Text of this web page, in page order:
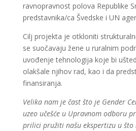
ravnopravnost polova Republike
predstavnika/ca Švedske i UN
Cilj projekta je otkloniti
se suočavaju žene u ruralnim
uvođenje tehnologija koje bi
olakšale njihov rad, kao i da
finansiranja.
Velika nam je čast što je Gender
uzeo učešće u Upravnom odboru
prilici pružiti našu ekspertizu u